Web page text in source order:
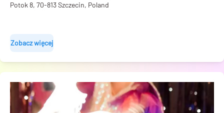
Potok 8, 70-813 Szczecin, Poland
Zobacz więcej